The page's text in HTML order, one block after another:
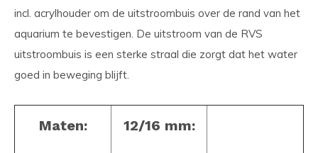
incl. acrylhouder om de uitstroombuis over de rand van het
aquarium te bevestigen. De uitstroom van de RVS
uitstroombuis is een sterke straal die zorgt dat het water
goed in beweging blijft.
Maten: 12/16 mm: